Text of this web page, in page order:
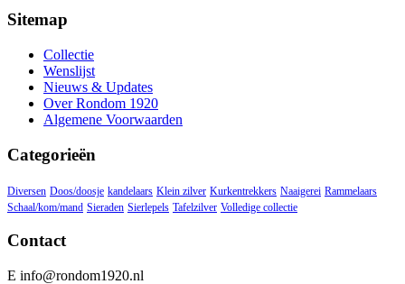
Sitemap
Collectie
Wenslijst
Nieuws & Updates
Over Rondom 1920
Algemene Voorwaarden
Categorieën
Diversen Doos/doosje kandelaars Klein zilver Kurkentrekkers Naaigerei Rammelaars
Schaal/kom/mand Sieraden Sierlepels Tafelzilver Volledige collectie
Contact
E info@rondom1920.nl